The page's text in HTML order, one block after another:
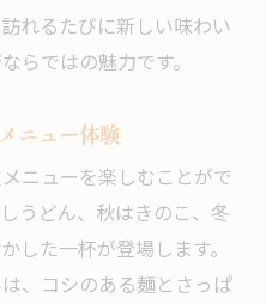
れるたびに新しい味わい
らではの魅力です。
ニュー体験
ニューを楽しむことがで
うどん、秋はきのこ、冬
した一杯が登場します。
、コシのある麺とさっぱ